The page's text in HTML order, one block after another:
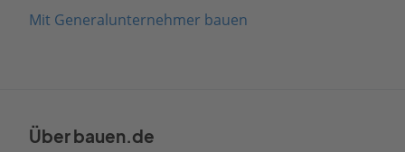
Mit Generalunternehmer bauen
Über bauen.de